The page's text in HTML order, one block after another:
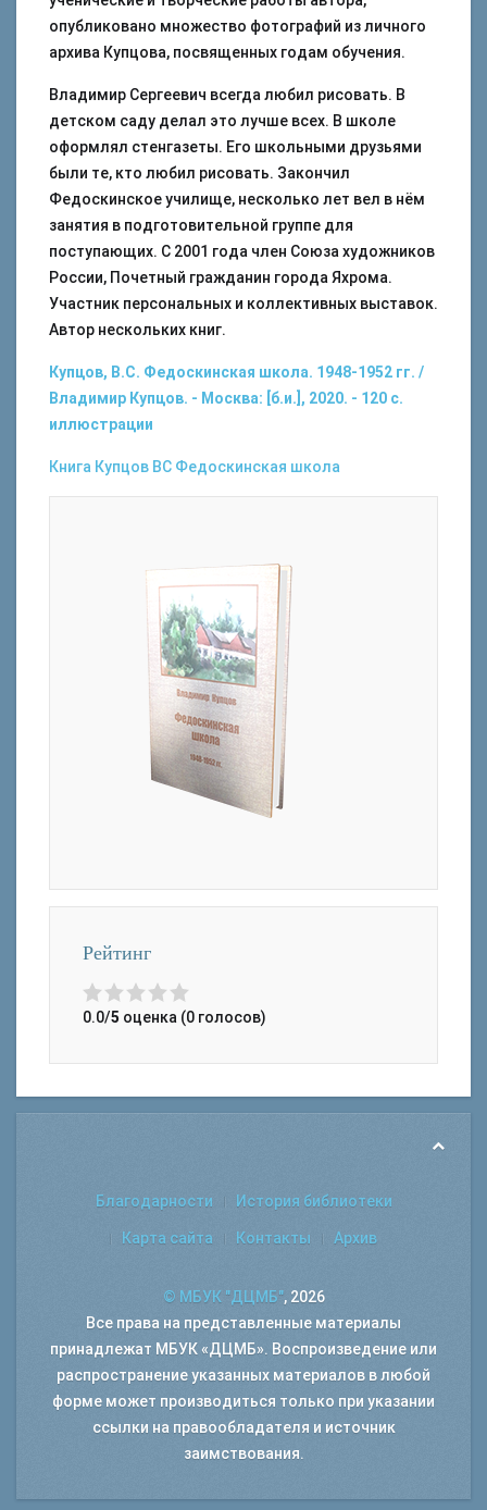
опубликовано множество фотографий из личного
архива Купцова, посвященных годам обучения.
Владимир Сергеевич всегда любил рисовать. В
детском саду делал это лучше всех. В школе
оформлял стенгазеты. Его школьными друзьями
были те, кто любил рисовать. Закончил
Федоскинское училище, несколько лет вел в нём
занятия в подготовительной группе для
поступающих. С 2001 года член Союза художников
России, Почетный гражданин города Яхрома.
Участник персональных и коллективных выставок.
Автор нескольких книг.
Купцов, В.С. Федоскинская школа. 1948-1952 гг. /
Владимир Купцов. - Москва: [б.и.], 2020. - 120 с.
иллюстрации
Книга Купцов ВС Федоскинская школа
Рейтинг
0.0/5 оценка (0 голосов)
Благодарности История библиотеки
Карта сайта Контакты Архив
© МБУК "ДЦМБ", 2026
Все права на представленные материалы
принадлежат МБУК «ДЦМБ». Воспроизведение или
распространение указанных материалов в любой
форме может производиться только при указании
ссылки на правообладателя и источник
заимствования.